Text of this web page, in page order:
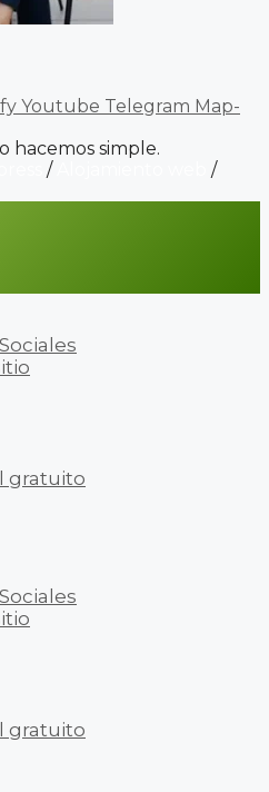
Youtube Telegram Map-
hacemos simple.
/
/
gratuito
gratuito